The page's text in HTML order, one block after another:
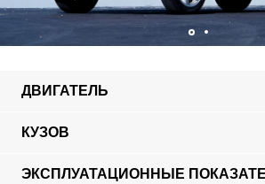
ДВИГАТЕЛЬ
КУЗОВ
ЭКСПЛУАТАЦИОННЫЕ